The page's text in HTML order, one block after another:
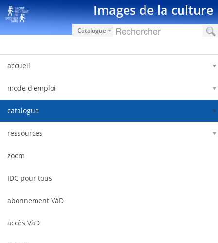
Pular para o conteúdo Images de la culture
Catalogue
accueil
mode d'emploi
catalogue
ressources
zoom
IDC pour tous
abonnement VàD
accès VàD